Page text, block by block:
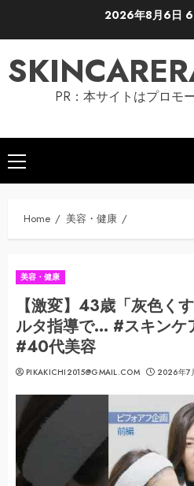
2026年8月6日
PR：本サイトはプロモ
Primary
Menu
Home 美容・健康
美容・健康
【激変】43歳「灰色く
ルタ指導で… #スキンケ
#40代美容
PIKAKICHI2015@GMAIL.COM 2026年7